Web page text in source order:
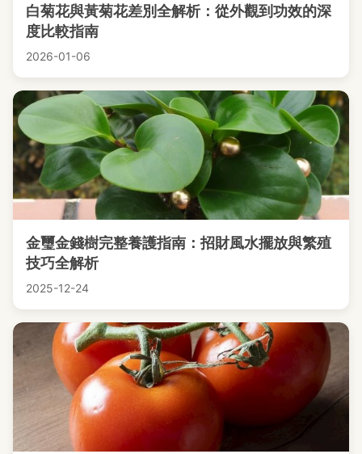
白菊花與黃菊花差別全解析：從外觀到功效的深
度比較指南
2026-01-06
金璽金錢樹完整養護指南：招財風水擺放與繁殖
技巧全解析
2025-12-24